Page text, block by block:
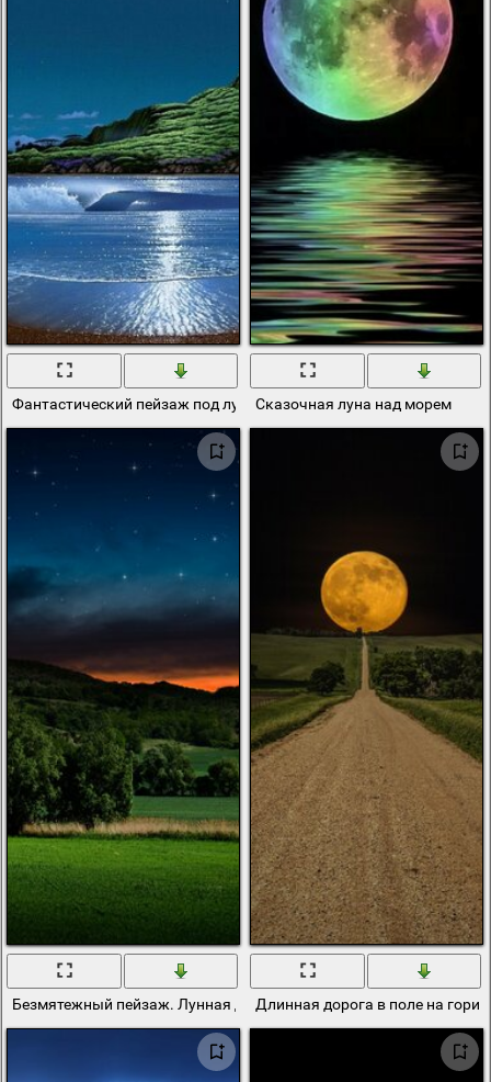
Фантастический пейзаж под лунным светомСказочная луна над морем
Безмятежный пейзаж. Лунная долинаДлинная дорога в поле на